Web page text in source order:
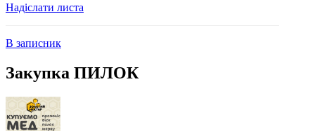
Надіслати листа
В записник
Закупка ПИЛОК